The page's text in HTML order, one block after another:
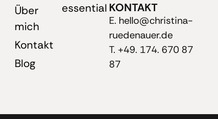
Über
mich
Kontakt
Blog
essential KONTAKT
E. hello@christina-
ruedenauer.de
T. +49. 174. 670 87
87